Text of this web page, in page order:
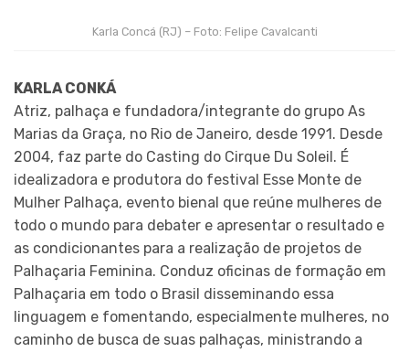
Karla Concá (RJ) – Foto: Felipe Cavalcanti
KARLA CONKÁ
Atriz, palhaça e fundadora/integrante do grupo As
Marias da Graça, no Rio de Janeiro, desde 1991. Desde
2004, faz parte do Casting do Cirque Du Soleil. É
idealizadora e produtora do festival Esse Monte de
Mulher Palhaça, evento bienal que reúne mulheres de
todo o mundo para debater e apresentar o resultado e
as condicionantes para a realização de projetos de
Palhaçaria Feminina. Conduz oficinas de formação em
Palhaçaria em todo o Brasil disseminando essa
linguagem e fomentando, especialmente mulheres, no
caminho de busca de suas palhaças, ministrando a